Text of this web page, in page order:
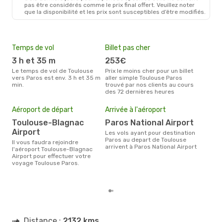
TLS- PAS
Aegean Airlines2 Escales
PAS- TLS
pas être considérés comme le prix final offert. Veuillez noter
que la disponibilité et les prix sont susceptibles d’être modifiés.
Temps de vol
3 h et 35 m
Le temps de vol de Toulouse
vers Paros est env. 3 h et 35 m
min.
Billet pas cher
253€
Prix le moins cher pour un billet
aller simple Toulouse Paros
trouvé par nos clients au cours
des 72 dernières heures
Aéroport de départ
Toulouse-Blagnac
Airport
Il vous faudra rejoindre
l'aéroport Toulouse-Blagnac
Airport pour effectuer votre
voyage Toulouse Paros.
Arrivée à l'aéroport
Paros National Airport
Les vols ayant pour destination
Paros au depart de Toulouse
arrivent à Paros National Airport